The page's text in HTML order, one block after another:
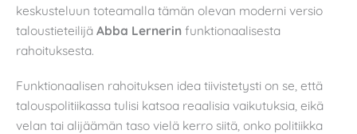
keskusteluun toteamalla tämän olevan moderni versio
taloustieteilijä Abba Lernerin funktionaalisesta
rahoituksesta.
Funktionaalisen rahoituksen idea tiivistetysti on se, että
talouspolitiikassa tulisi katsoa reaalisia vaikutuksia, eikä
velan tai alijäämän taso vielä kerro siitä, onko politiikka